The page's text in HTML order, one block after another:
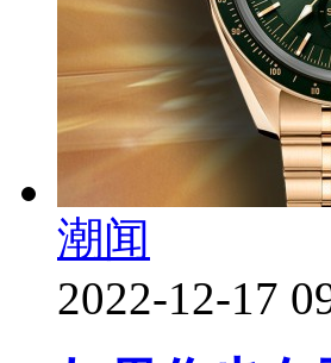
潮闻
2022-12-17